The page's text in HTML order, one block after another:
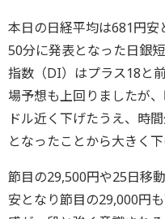
本日の日経平均は681円
50分に発表となった日銀
指数（DI）はプラス18と
場予想も上回りましたが
ドル近く下げたうえ、時
となったことから大きく
節目の29,500円や25日移
安となり節目の29,000円